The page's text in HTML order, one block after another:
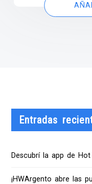
Entradas
Descubrí la app de
¡HWArgento abre las